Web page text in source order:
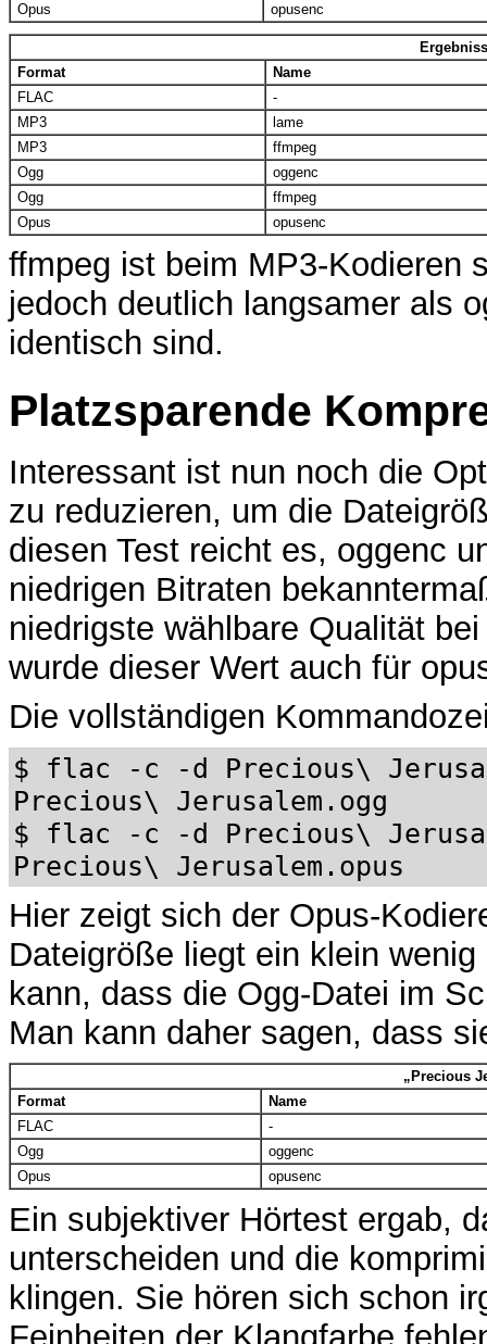
Opus
opusenc
Format
Name
FLAC
-
MP3
lame
MP3
ffmpeg
Ogg
oggenc
Ogg
ffmpeg
Opus
opusenc
ffmpeg ist beim MP3-Kodieren
jedoch deutlich langsamer als
identisch sind.
Platzsparende
Interessant ist nun noch die
zu reduzieren, um die
diesen Test reicht es, oggenc
niedrigen Bitraten
niedrigste wählbare Qualität
wurde dieser Wert auch für
Die vollständigen
$ flac -c -d Precious\
Precious\ Jerusalem.ogg
$ flac -c -d Precious\
Precious\ Jerusalem.opus
Hier zeigt sich der Opus-
Dateigröße liegt ein klein
kann, dass die Ogg-Datei im
Man kann daher sagen, dass
„Precious
Format
Name
FLAC
-
Ogg
oggenc
Opus
opusenc
Ein subjektiver Hörtest ergab,
unterscheiden und die
klingen. Sie hören sich schon